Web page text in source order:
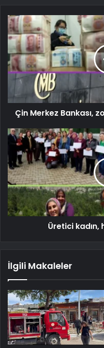
Çin Merkez Bankası,
Üretici kadın,
İlgili Makaleler